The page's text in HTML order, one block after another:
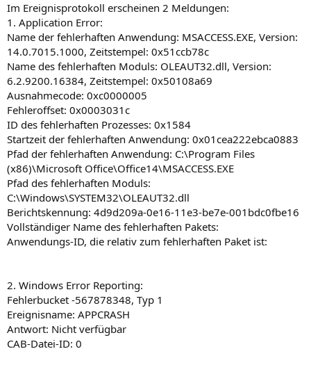
Im Ereignisprotokoll erscheinen 2 Meldungen:
1. Application Error:
Name der fehlerhaften Anwendung: MSACCESS.EXE, Version:
14.0.7015.1000, Zeitstempel: 0x51ccb78c
Name des fehlerhaften Moduls: OLEAUT32.dll, Version:
6.2.9200.16384, Zeitstempel: 0x50108a69
Ausnahmecode: 0xc0000005
Fehleroffset: 0x0003031c
ID des fehlerhaften Prozesses: 0x1584
Startzeit der fehlerhaften Anwendung: 0x01cea222ebca0883
Pfad der fehlerhaften Anwendung: C:\Program Files
(x86)\Microsoft Office\Office14\MSACCESS.EXE
Pfad des fehlerhaften Moduls:
C:\Windows\SYSTEM32\OLEAUT32.dll
Berichtskennung: 4d9d209a-0e16-11e3-be7e-001bdc0fbe16
Vollständiger Name des fehlerhaften Pakets:
Anwendungs-ID, die relativ zum fehlerhaften Paket ist:
2. Windows Error Reporting:
Fehlerbucket -567878348, Typ 1
Ereignisname: APPCRASH
Antwort: Nicht verfügbar
CAB-Datei-ID: 0